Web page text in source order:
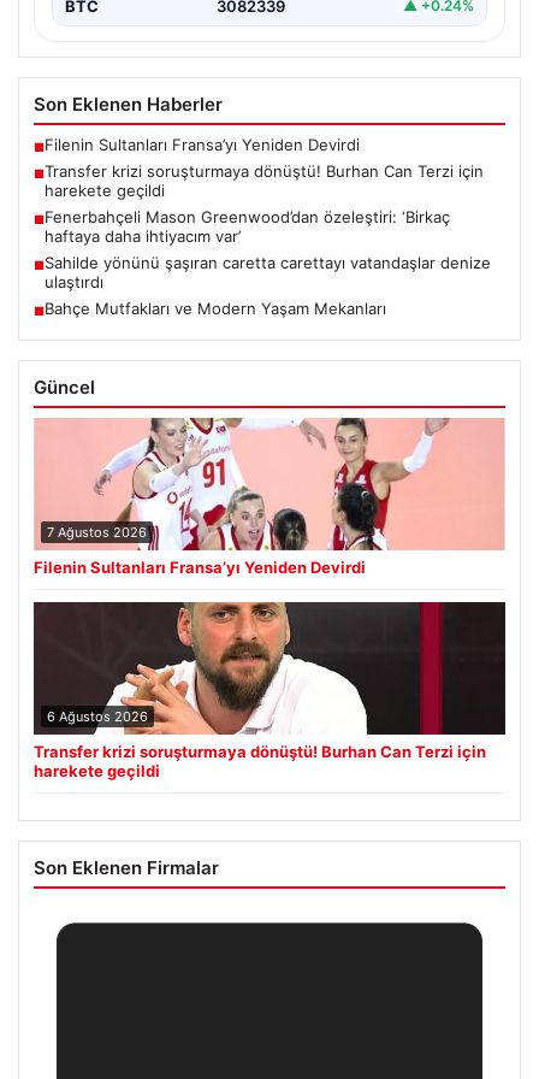
BTC 3082339 ▲ +0.24%
Son Eklenen Haberler
■Filenin Sultanları Fransa’yı Yeniden Devirdi
■Transfer krizi soruşturmaya dönüştü! Burhan Can Terzi için
harekete geçildi
■Fenerbahçeli Mason Greenwood’dan özeleştiri: ‘Birkaç
haftaya daha ihtiyacım var’
■Sahilde yönünü şaşıran caretta carettayı vatandaşlar denize
ulaştırdı
■Bahçe Mutfakları ve Modern Yaşam Mekanları
Güncel
7 Ağustos 2026
Filenin Sultanları Fransa’yı Yeniden Devirdi
6 Ağustos 2026
Transfer krizi soruşturmaya dönüştü! Burhan Can Terzi için
harekete geçildi
Son Eklenen Firmalar